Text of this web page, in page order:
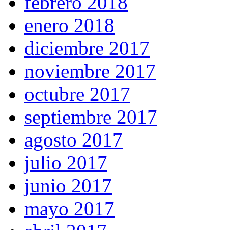
enero 2018
diciembre 2017
noviembre 2017
octubre 2017
septiembre 2017
agosto 2017
julio 2017
junio 2017
mayo 2017